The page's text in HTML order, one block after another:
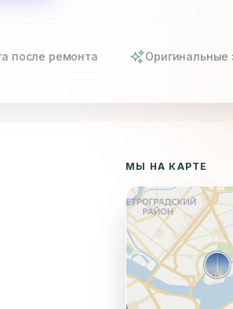
после ремонта Оригинальные
МЫ НА КАРТЕ